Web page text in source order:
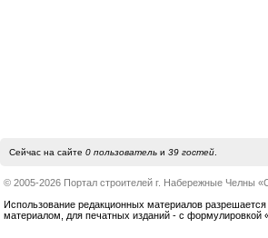
Сейчас на сайте 0 пользовательи 39 гостей.
© 2005-2026 Портал строителей г. Набережные Челны
Использование редакционных материалов
материалом, для печатных изданий - с формулировкой